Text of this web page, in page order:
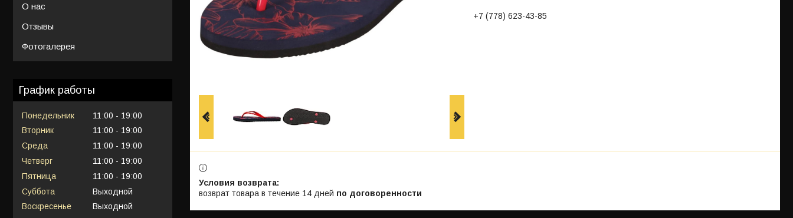
+7 (778) 623-43-85
возврат товара в течение 14 дней по договоренности
О нас
Отзывы
Фотогалерея
График работы
Понедельник 11:00
19:00
Вторник
11:00
19:00
Среда
11:00
19:00
Четверг
11:00
19:00
Пятница
11:00
19:00
Суббота
Выходной
Воскресенье
Выходной